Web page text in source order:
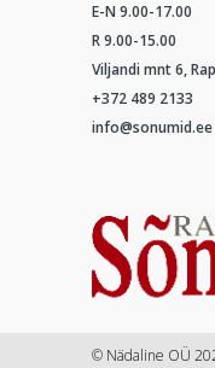
E-N 9.00-17.00
R 9.00-15.00
Viljandi mnt 6,
+372 489 2133
info@sonumid.ee
© Nädaline OÜ